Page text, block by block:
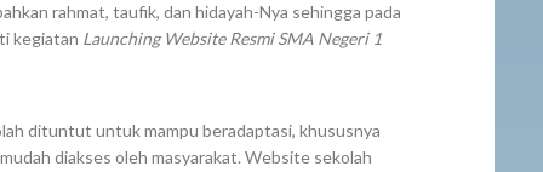
rahmat, taufik, dan hidayah-Nya sehingga pada
kegiatan Launching Website Resmi SMA Negeri 1
dituntut untuk mampu beradaptasi, khususnya
diakses oleh masyarakat. Website sekolah